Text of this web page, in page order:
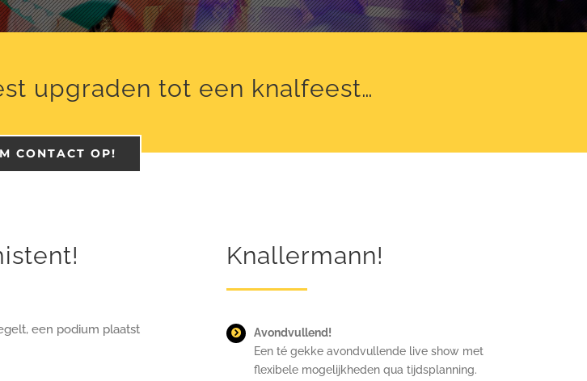
upgraden tot een knalfeest…
CONTACT OP!
een podium plaatst
Knallermann!
Avondvullend!
Een té gekke avondvullende live show met
flexibele mogelijkheden qua tijdsplanning.